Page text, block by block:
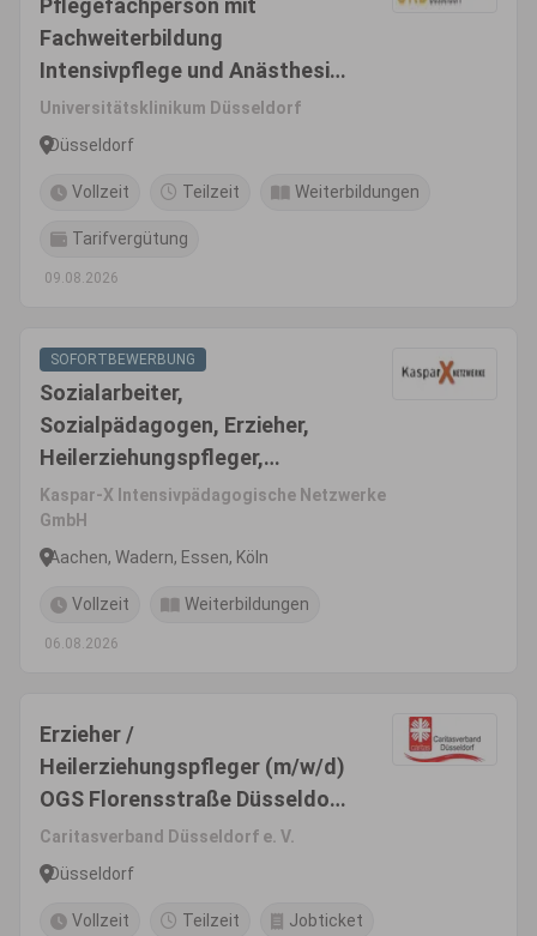
Pflegefachperson mit
Fachweiterbildung
Intensivpflege und Anästhesie
(m/w/d) Vollzeit / Teilzeit
Universitätsklinikum Düsseldorf
Düsseldorf
Vollzeit Teilzeit Weiterbildungen
Tarifvergütung
09.08.2026
SOFORTBEWERBUNG
Sozialarbeiter,
Sozialpädagogen, Erzieher,
Heilerziehungspfleger,
pädagogische Fachkräfte
(m/w/d)
Kaspar-X Intensivpädagogische Netzwerke
GmbH
Aachen, Wadern, Essen, Köln
Vollzeit Weiterbildungen
06.08.2026
Erzieher /
Heilerziehungspfleger (m/w/d)
OGS Florensstraße Düsseldorf
- Hamm
Caritasverband Düsseldorf e. V.
Düsseldorf
Vollzeit Teilzeit Jobticket